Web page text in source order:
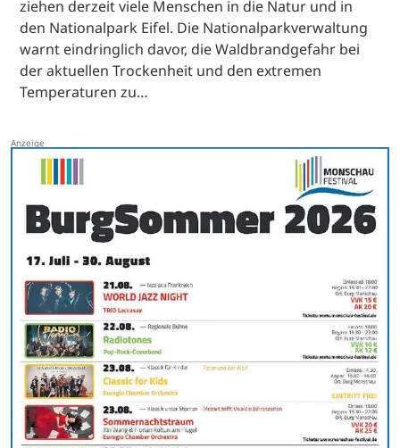
ziehen derzeit viele Menschen in die Natur und in
den Nationalpark Eifel. Die Nationalparkverwaltung
warnt eindringlich davor, die Waldbrandgefahr bei
der aktuellen Trockenheit und den extremen
Temperaturen zu…